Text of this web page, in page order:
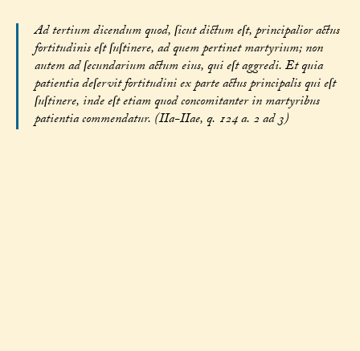
Ad tertium dicendum quod, ſicut dictum eſt, principalior actus
fortitudinis eſt ſuſtinere, ad quem pertinet martyrium; non
autem ad ſecundarium actum eius, qui eſt aggredi. Et quia
patientia deſervit fortitudini ex parte actus principalis qui eſt
ſuſtinere, inde eſt etiam quod concomitanter in martyribus
patientia commendatur. (IIa-IIae, q. 124 a. 2 ad 3)